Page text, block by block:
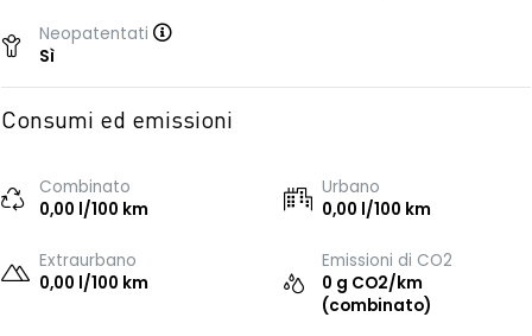
Neopatentati
Sì
Consumi ed emissioni
Combinato
0,00 l/100 km
Urbano
0,00 l/100 km
Extraurbano
0,00 l/100 km
Emissioni di CO2
0 g CO2/km
(combinato)